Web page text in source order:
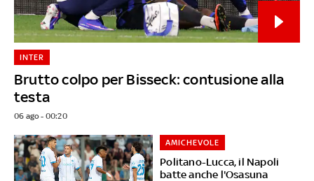
Brutto colpo per Bisseck: contusione alla
testa
INTER
06 ago - 00:20
Politano-Lucca, il Napoli
batte anche l'Osasuna
AMICHEVOLE